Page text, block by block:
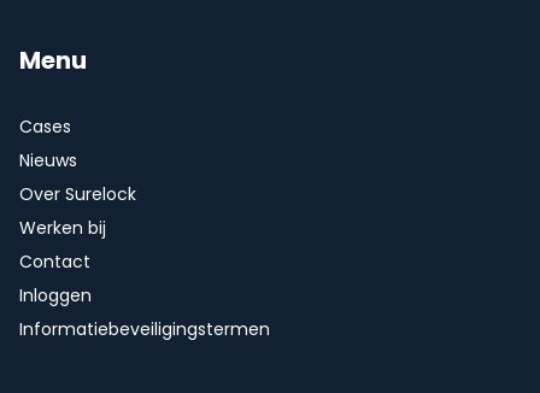
Menu
Cases
Nieuws
Over Surelock
Werken bij
Contact
Inloggen
Informatiebeveiligingstermen